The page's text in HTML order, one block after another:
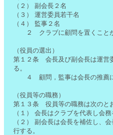
（２） 副会長２名
（３） 運営委員若干名
（４） 監事２名
２ クラブに顧問を置くことが
（役員の選出）
第１２条 会長及び副会長は運営
る。
４ 顧問，監事は会長の推薦に
（役員等の職務）
第１３条 役員等の職務は次のと
（１） 会長はクラブを代表し会務
（２） 副会長は会長を補佐し、
行する。